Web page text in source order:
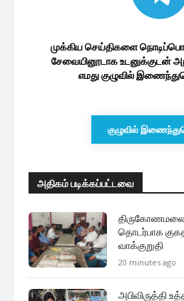
முக்கிய செய்திகளை
சேவையினூடாக உடனுக்குடன்
எமது குழுவில்
குழுவில்
அதிகம் படிக்கப்பட்டவை
திருகோணமலை
தொடர்பாக
வாக்குறுதி
20 minutes ago
அபிவிருத்தி